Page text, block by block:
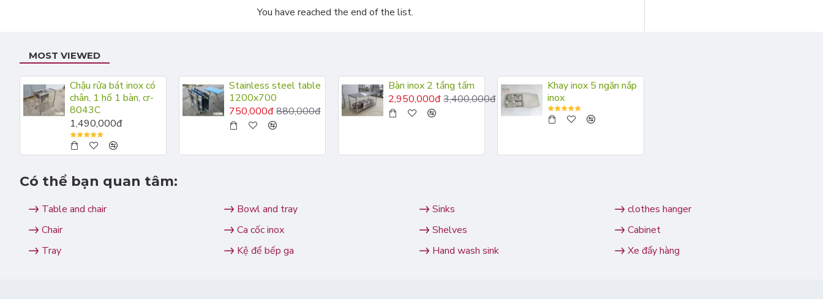
You have reached the end of the list.
MOST VIEWED
Chậu rửa bát inox có
chân, 1 hố 1 bàn, cr-
8043C
1,490,000đ
Stainless steel table
1200x700
750,000đ 880,000đ
Bàn inox 2 tầng tấm
2,950,000đ 3,400,000đ
Khay inox 5 ngăn nắp
inox
Có thể bạn quan tâm:
Table and chair
Chair
Tray
Bowl and tray
Ca cốc inox
Kệ để bếp ga
Sinks
Shelves
Hand wash sink
clothes hanger
Cabinet
Xe đẩy hàng